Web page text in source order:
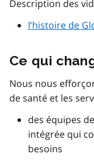
Description des
l’histoire de
Ce qui
Nous nous
de santé et les
des équipes
intégrée qui
besoins